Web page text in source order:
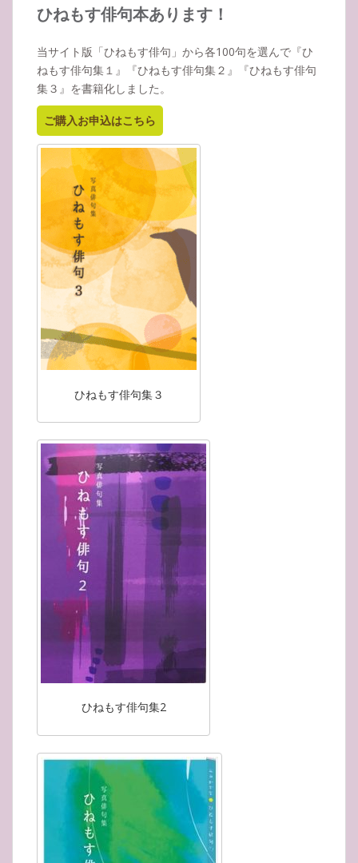
イ
ひねもす俳句本あります！
当サイト版「ひねもす俳句」から各100句を選んで『ひ
ねもす俳句集１』『ひねもす俳句集２』『ひねもす俳句
集３』を書籍化しました。
ご購入お申込はこちら
ひねもす俳句集３
ひねもす俳句集2